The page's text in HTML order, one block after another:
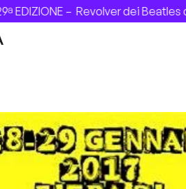
–Revolver dei Beatles